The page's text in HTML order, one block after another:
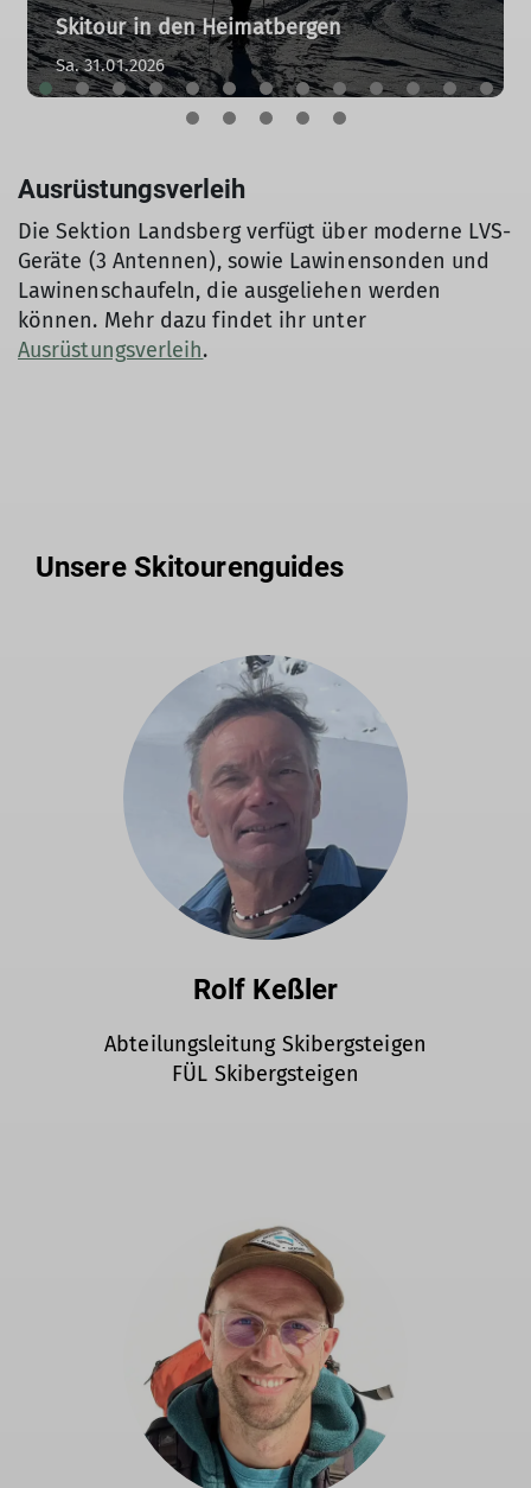
Skitour in den Heimatbergen
Sa. 31.01.2026
Ausrüstungsverleih
Die Sektion Landsberg verfügt über moderne LVS-
Geräte (3 Antennen), sowie Lawinensonden und
Lawinenschaufeln, die ausgeliehen werden
können. Mehr dazu findet ihr unter
Ausrüstungsverleih.
Unsere Skitourenguides
Rolf Keßler
Abteilungsleitung Skibergsteigen
FÜL Skibergsteigen